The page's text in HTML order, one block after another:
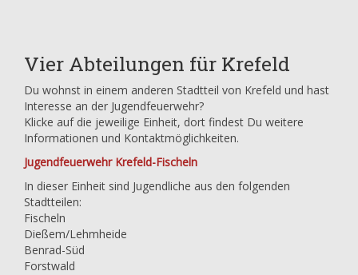
Vier Abteilungen für Krefeld
Du wohnst in einem anderen Stadtteil von Krefeld und hast
Interesse an der Jugendfeuerwehr?
Klicke auf die jeweilige Einheit, dort findest Du weitere
Informationen und Kontaktmöglichkeiten.
Jugendfeuerwehr Krefeld-Fischeln
In dieser Einheit sind Jugendliche aus den folgenden
Stadtteilen:
Fischeln
Dießem/Lehmheide
Benrad-Süd
Forstwald